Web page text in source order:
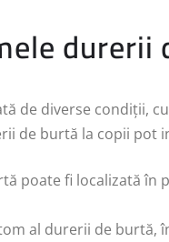
durerii
de diverse condiții,
de burtă la copii pot
poate fi localizată în
al durerii de burtă,